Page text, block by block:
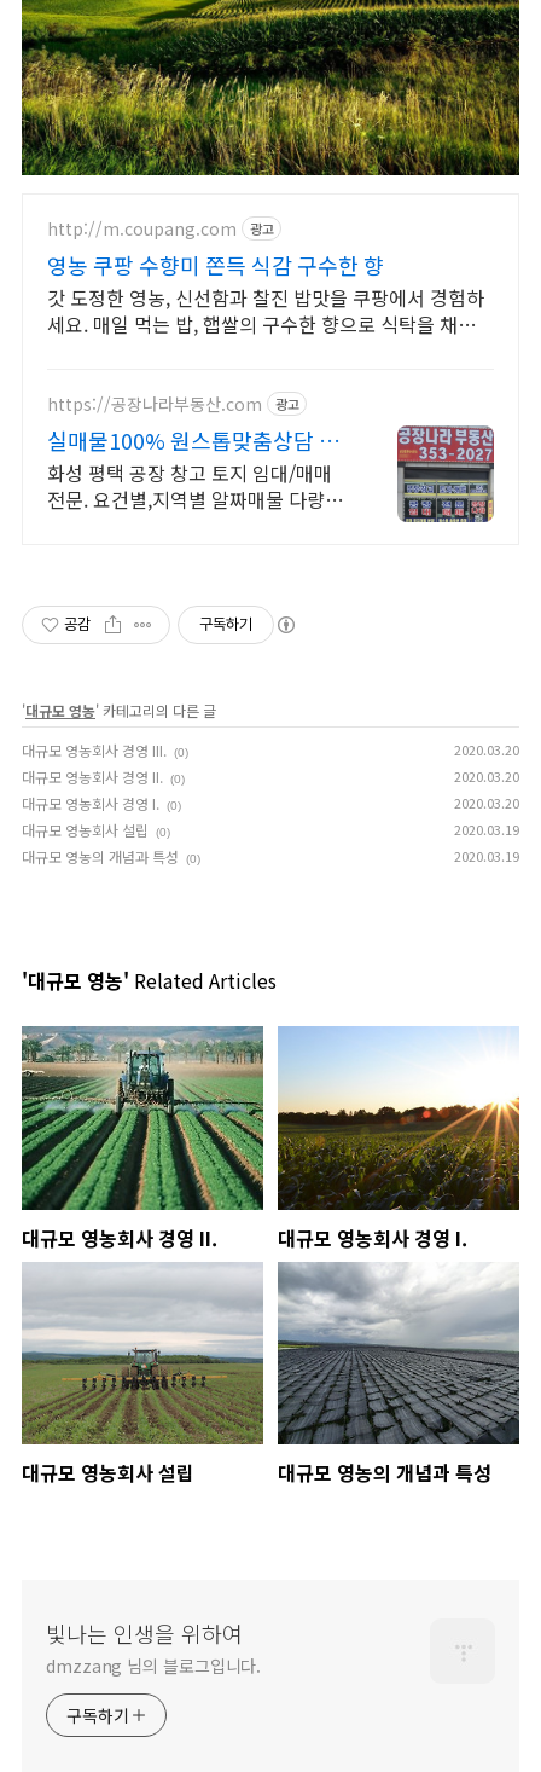
http://m.coupang.com 광고
영농 쿠팡 수향미 쫀득 식감 구수한 향
갓 도정한 영농, 신선함과 찰진 밥맛을 쿠팡에서 경험하
세요. 매일 먹는 밥, 햅쌀의 구수한 향으로 식탁을 채워보
https://공장나라부동산.com 광고
실매물100% 원스톱맞춤상담 굿
파트너! 공장나라부동산
화성 평택 공장 창고 토지 임대/매매
전문. 요건별,지역별 알짜매물 다량보
공감 구독하기
'대규모 영농' 카테고리의 다른 글
대규모 영농회사 경영 III.
(0) 2020.03.20
대규모 영농회사 경영 II. (0) 2020.03.20
대규모 영농회사 경영 I. (0) 2020.03.20
대규모 영농회사 설립 (0) 2020.03.19
대규모 영농의 개념과 특성 (0) 2020.03.19
'대규모 영농' Related Articles
대규모 영농회사 경영 II. 대규모 영농회사 경영 I.
대규모 영농회사 설립 대규모 영농의 개념과 특성
빛나는 인생을 위하여
dmzzang 님의 블로그입니다.
구독하기